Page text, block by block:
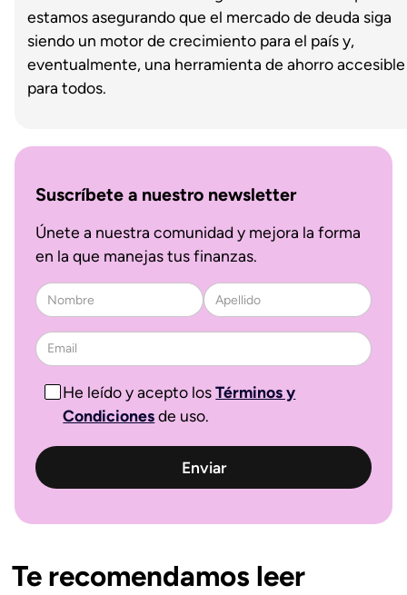
estamos asegurando que el mercado de deuda siga
siendo un motor de crecimiento para el país y,
eventualmente, una herramienta de ahorro accesible
para todos.
Suscríbete a nuestro newsletter
Únete a nuestra comunidad y mejora la forma
en la que manejas tus finanzas.
He leído y acepto losTérminos y
Condicionesde uso.
Te recomendamos leer